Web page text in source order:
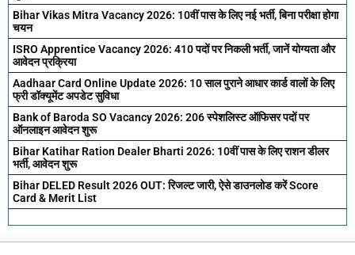
Bihar Vikas Mitra Vacancy 2026: 10वीं पास के लिए नई भर्ती, बिना परीक्षा होगा
चयन
ISRO Apprentice Vacancy 2026: 410 पदों पर निकली भर्ती, जानें योग्यता और
आवेदन प्रक्रिया
Aadhaar Card Online Update 2026: 10 साल पुराने आधार कार्ड वालों के लिए
फ्री डॉक्यूमेंट अपडेट सुविधा
Bank of Baroda SO Vacancy 2026: 206 स्पेशलिस्ट ऑफिसर पदों पर
ऑनलाइन आवेदन शुरू
Bihar Katihar Ration Dealer Bharti 2026: 10वीं पास के लिए राशन डीलर
भर्ती, आवेदन शुरू
Bihar DELED Result 2026 OUT: रिजल्ट जारी, ऐसे डाउनलोड करें Score
Card & Merit List